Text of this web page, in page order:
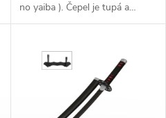
no yaiba ). Čepel je tupá a
vyrobena z nerezové oceli,
stojánkem. Plastová pochva
potažena umělou kůží.